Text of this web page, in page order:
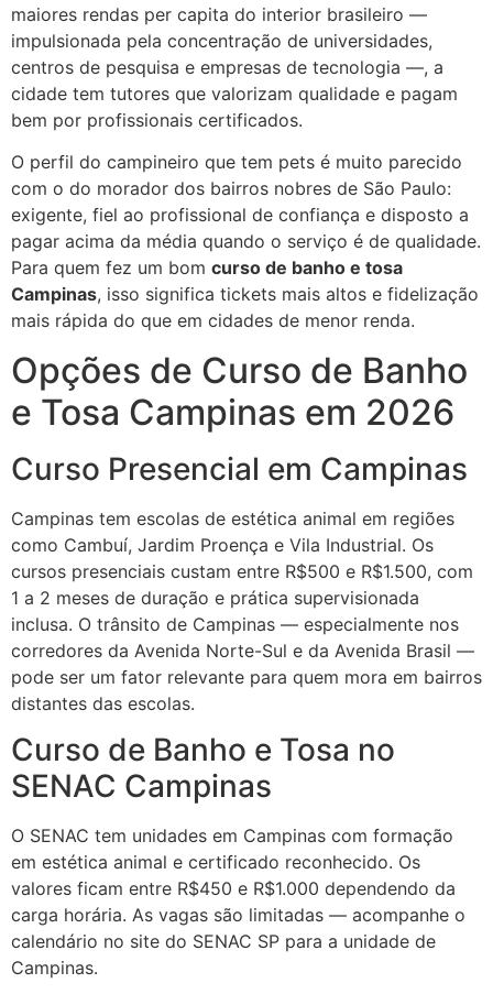
maiores rendas per capita do interior brasileiro —
impulsionada pela concentração de universidades,
centros de pesquisa e empresas de tecnologia —, a
cidade tem tutores que valorizam qualidade e pagam
bem por profissionais certificados.
O perfil do campineiro que tem pets é muito parecido
com o do morador dos bairros nobres de São Paulo:
exigente, fiel ao profissional de confiança e disposto a
pagar acima da média quando o serviço é de qualidade.
Para quem fez um bom curso de banho e tosa
Campinas, isso significa tickets mais altos e fidelização
mais rápida do que em cidades de menor renda.
Opções de Curso de Banho
e Tosa Campinas em 2026
Curso Presencial em Campinas
Campinas tem escolas de estética animal em regiões
como Cambuí, Jardim Proença e Vila Industrial. Os
cursos presenciais custam entre R$500 e R$1.500, com
1 a 2 meses de duração e prática supervisionada
inclusa. O trânsito de Campinas — especialmente nos
corredores da Avenida Norte-Sul e da Avenida Brasil —
pode ser um fator relevante para quem mora em bairros
distantes das escolas.
Curso de Banho e Tosa no
SENAC Campinas
O SENAC tem unidades em Campinas com formação
em estética animal e certificado reconhecido. Os
valores ficam entre R$450 e R$1.000 dependendo da
carga horária. As vagas são limitadas — acompanhe o
calendário no site do SENAC SP para a unidade de
Campinas.